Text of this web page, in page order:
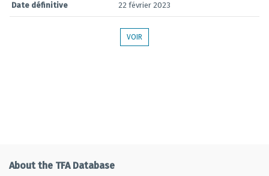
Date définitive 22 février 2023
VOIR
About the TFA Database